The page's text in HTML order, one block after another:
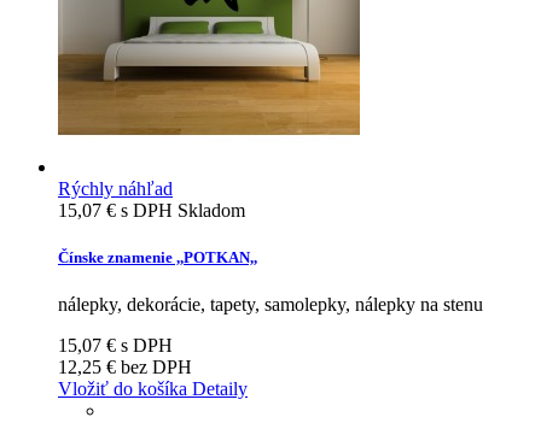
Rýchly náhľad
15,07 € s DPH Skladom
Čínske znamenie ,,POTKAN,,
nálepky, dekorácie, tapety, samolepky, nálepky na stenu
15,07 € s DPH
12,25 € bez DPH
Vložiť do košíka Detaily